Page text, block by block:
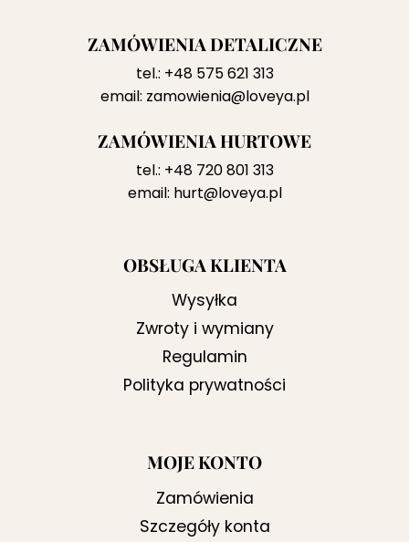
ZAMÓWIENIA DETALICZNE
tel.: +48 575 621 313
email: zamowienia@loveya.pl
ZAMÓWIENIA HURTOWE
tel.: +48 720 801 313
email: hurt@loveya.pl
OBSŁUGA KLIENTA
Wysyłka
Zwroty i wymiany
Regulamin
Polityka prywatności
MOJE KONTO
Zamówienia
Szczegóły konta